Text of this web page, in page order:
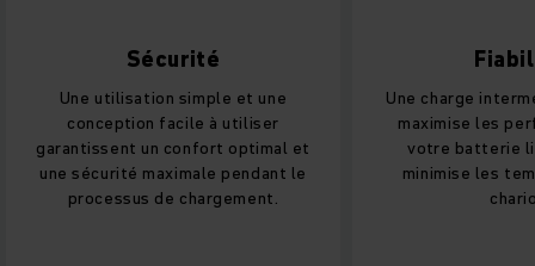
Sécurité
Une utilisation simple et une
conception facile à utiliser
garantissent un confort optimal et
une sécurité maximale pendant le
processus de chargement.
Une charge
maximise les
votre batterie
minimise les